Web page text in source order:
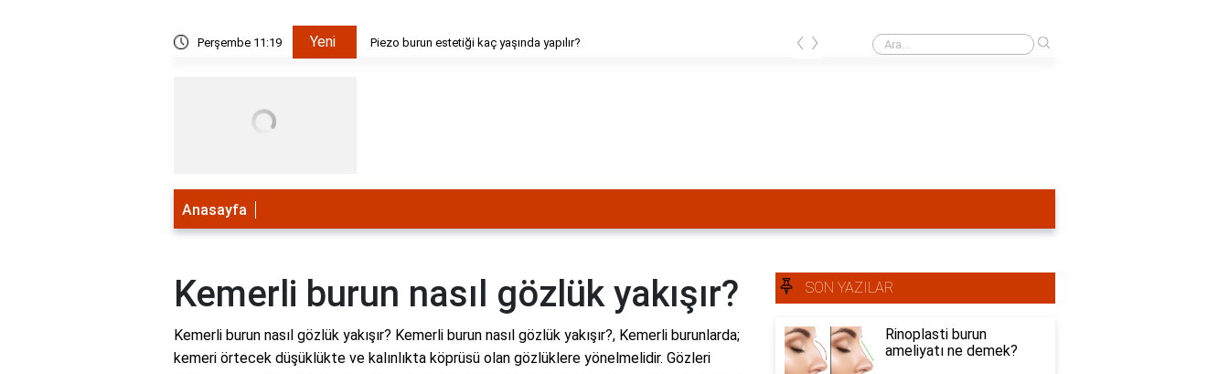
Perşembe 11:19 Yeni Piezo burun estetiği kaç yaşında yapılır? Burun estetiğinden ne kadar süre sonra dudak dolgusu yapılır?
‹ ›
Anasayfa
Kemerli burun nasıl gözlük yakışır?
Kemerli burun nasıl gözlük yakışır? Kemerli burun nasıl gözlük yakışır?, Kemerli burunlarda;
kemeri örtecek düşüklükte ve kalınlıkta köprüsü olan gözlüklere yönelmelidir. Gözleri
SON YAZILAR
Rinoplasti burun
ameliyatı ne demek?